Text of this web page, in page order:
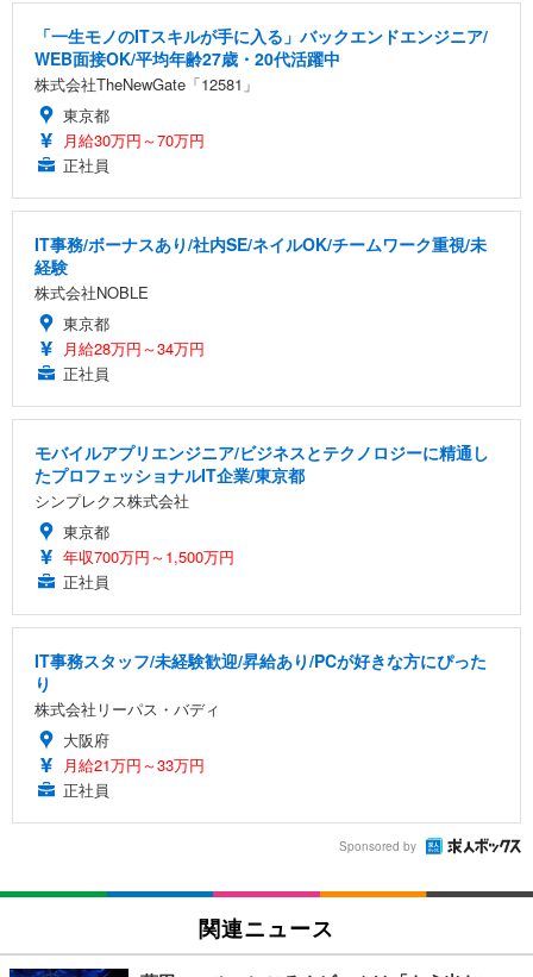
「一生モノのITスキルが手に入る」バックエンドエンジニア/
WEB面接OK/平均年齢27歳・20代活躍中
株式会社TheNewGate「12581」
東京都
月給30万円～70万円
正社員
IT事務/ボーナスあり/社内SE/ネイルOK/チームワーク重視/未
経験
株式会社NOBLE
東京都
月給28万円～34万円
正社員
モバイルアプリエンジニア/ビジネスとテクノロジーに精通し
たプロフェッショナルIT企業/東京都
シンプレクス株式会社
東京都
年収700万円～1,500万円
正社員
IT事務スタッフ/未経験歓迎/昇給あり/PCが好きな方にぴった
り
株式会社リーパス・バディ
大阪府
月給21万円～33万円
正社員
Sponsored by
関連ニュース